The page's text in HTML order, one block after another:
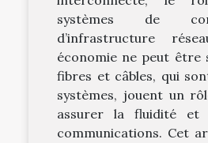
systèmes de
d’infrastructure
économie ne peut être
fibres et câbles, qui
systèmes, jouent un
assurer la fluidité et
communications. Cet